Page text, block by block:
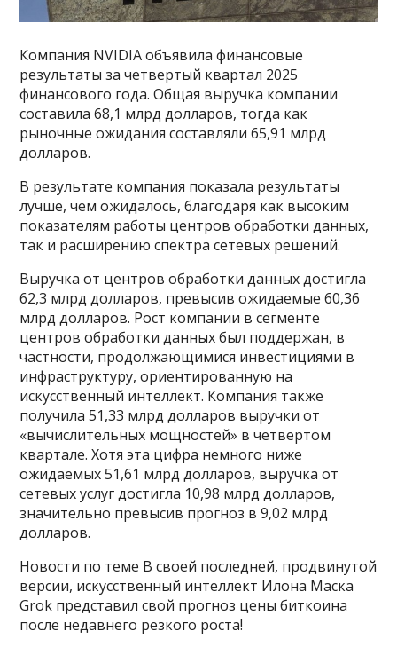
Компания NVIDIA объявила финансовые
результаты за четвертый квартал 2025
финансового года. Общая выручка компании
составила 68,1 млрд долларов, тогда как
рыночные ожидания составляли 65,91 млрд
долларов.
В результате компания показала результаты
лучше, чем ожидалось, благодаря как высоким
показателям работы центров обработки данных,
так и расширению спектра сетевых решений.
Выручка от центров обработки данных достигла
62,3 млрд долларов, превысив ожидаемые 60,36
млрд долларов. Рост компании в сегменте
центров обработки данных был поддержан, в
частности, продолжающимися инвестициями в
инфраструктуру, ориентированную на
искусственный интеллект. Компания также
получила 51,33 млрд долларов выручки от
«вычислительных мощностей» в четвертом
квартале. Хотя эта цифра немного ниже
ожидаемых 51,61 млрд долларов, выручка от
сетевых услуг достигла 10,98 млрд долларов,
значительно превысив прогноз в 9,02 млрд
долларов.
Новости по теме В своей последней, продвинутой
версии, искусственный интеллект Илона Маска
Grok представил свой прогноз цены биткоина
после недавнего резкого роста!